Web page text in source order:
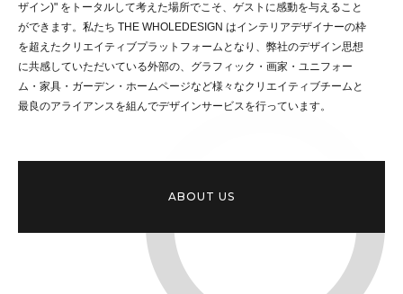
ザイン)" をトータルして考えた場所でこそ、ゲストに感動を与えること
ができます。私たち THE WHOLEDESIGN はインテリアデザイナーの枠
を超えたクリエイティブプラットフォームとなり、弊社のデザイン思想
に共感していただいている外部の、グラフィック・画家・ユニフォー
ム・家具・ガーデン・ホームページなど様々なクリエイティブチームと
最良のアライアンスを組んでデザインサービスを行っています。
ABOUT US